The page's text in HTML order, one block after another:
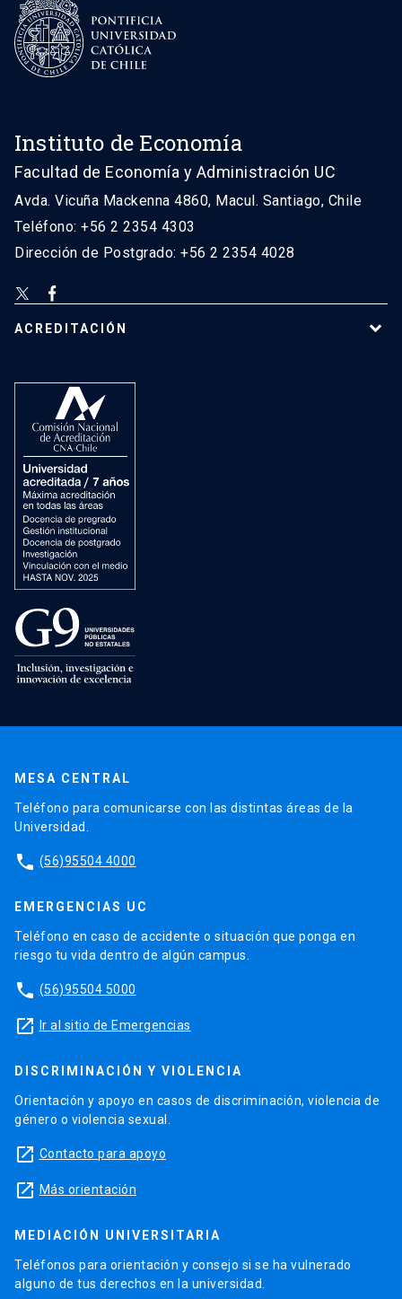
Instituto de Economía
Facultad de Economía y Administración UC
Avda. Vicuña Mackenna 4860, Macul. Santiago, Chile
Teléfono: +56 2 2354 4303
Dirección de Postgrado: +56 2 2354 4028
ACREDITACIÓN
MESA CENTRAL
Teléfono para comunicarse con las distintas áreas de la
Universidad.
phone (56)95504 4000
EMERGENCIAS UC
Teléfono en caso de accidente o situación que ponga en
riesgo tu vida dentro de algún campus.
phone (56)95504 5000
launch Ir al sitio de Emergencias
DISCRIMINACIÓN Y VIOLENCIA
Orientación y apoyo en casos de discriminación, violencia de
género o violencia sexual.
launch Contacto para apoyo
launch Más orientación
MEDIACIÓN UNIVERSITARIA
Teléfonos para orientación y consejo si se ha vulnerado
alguno de tus derechos en la universidad.